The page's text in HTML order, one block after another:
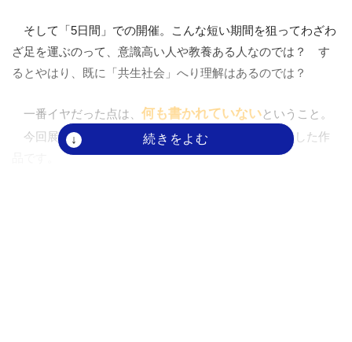
そして「5日間」での開催。こんな短い期間を狙ってわざわ
ざ足を運ぶのって、意識高い人や教養ある人なのでは？ す
るとやはり、既に「共生社会」へり理解はあるのでは？
一番イヤだった点は、 何も書かれていないということ。
今回展示されていた作品のメインは、障害者が制作した作